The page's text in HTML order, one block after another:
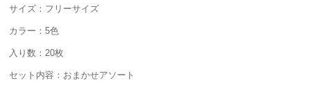
サイズ：フリーサイズ
カラー：5色
入り数：20枚
セット内容：おまかせアソート